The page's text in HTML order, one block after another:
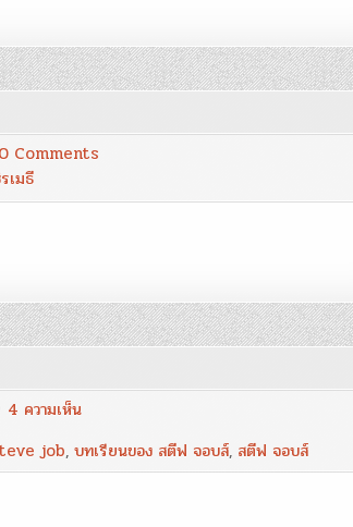
0 Comments
ข้อ
เมธี
4 ความเห็นบน
บท
เรียน
ทอง
job, บทเรียนของ สตีฟ จอบส์, สตีฟ จอบส์